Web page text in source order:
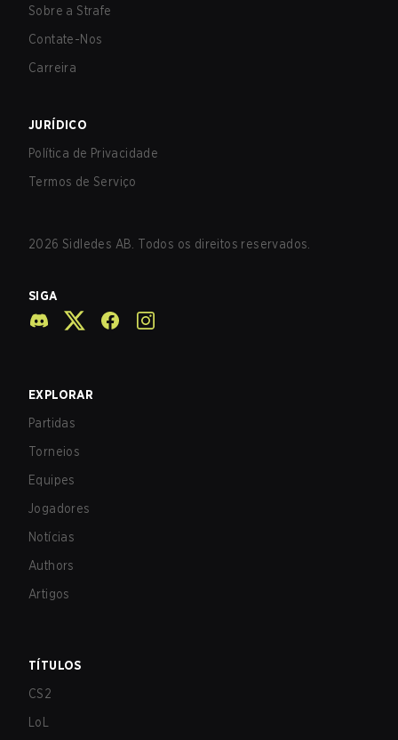
Sobre a Strafe
Contate-Nos
Carreira
JURÍDICO
Política de Privacidade
Termos de Serviço
2026 Sidledes AB. Todos os direitos reservados.
SIGA
EXPLORAR
Partidas
Torneios
Equipes
Jogadores
Notícias
Authors
Artigos
TÍTULOS
CS2
LoL